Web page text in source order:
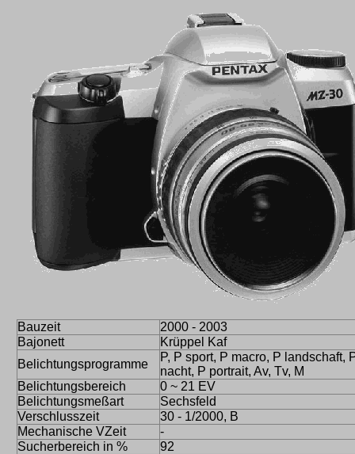
Bauzeit
2000 - 2003
Bajonett
Krüppel Kaf
Belichtungsprogramme
P, P sport, P macro, P landschaft,
nacht, P portrait, Av, Tv, M
Belichtungsbereich
0 ~ 21 EV
Belichtungsmeßart
Sechsfeld
Verschlusszeit
30 - 1/2000, B
Mechanische VZeit
-
Sucherbereich in %
92